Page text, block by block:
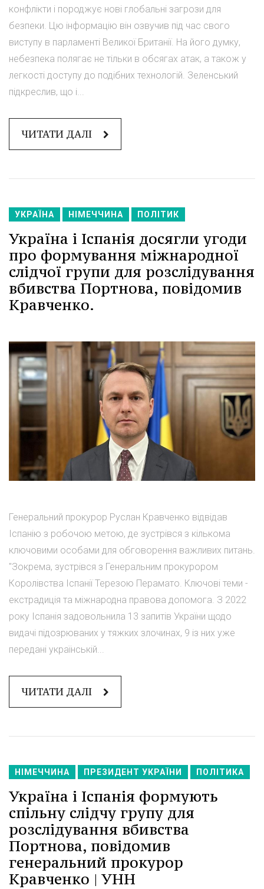
конфлікти і породжує нові глобальні загрози для
безпеки. Цю інформацію він озвучив під час свого
виступу в парламенті Великої Британії. На його думку,
небезпека полягає не тільки в обсягах атак, а також у
легкості доступу до подібних технологій. Зеленський
підкреслив, що і...
ЧИТАТИ ДАЛІ
УКРАЇНА НІМЕЧЧИНА ПОЛІТИК
Україна і Іспанія досягли угоди
про формування міжнародної
слідчої групи для розслідування
вбивства Портнова, повідомив
Кравченко.
Генеральний прокурор Руслан Кравченко відвідав
Іспанію з робочою метою, де зустрівся з кількома
ключовими особами для обговорення важливих питань.
"Зокрема, зустрівся з Генеральним прокурором
Королівства Іспанії Терезою Перамато. Ключові теми -
екстрадиція та міжнародна правова допомога. З 2022
року Іспанія задовольнила 13 запитів України щодо
видачі підозрюваних у тяжких злочинах, 9 із них уже
передані українській...
ЧИТАТИ ДАЛІ
НІМЕЧЧИНА ПРЕЗИДЕНТ УКРАЇНИ ПОЛІТИКА
Україна і Іспанія формують
спільну слідчу групу для
розслідування вбивства
Портнова, повідомив
генеральний прокурор
Кравченко | УНН